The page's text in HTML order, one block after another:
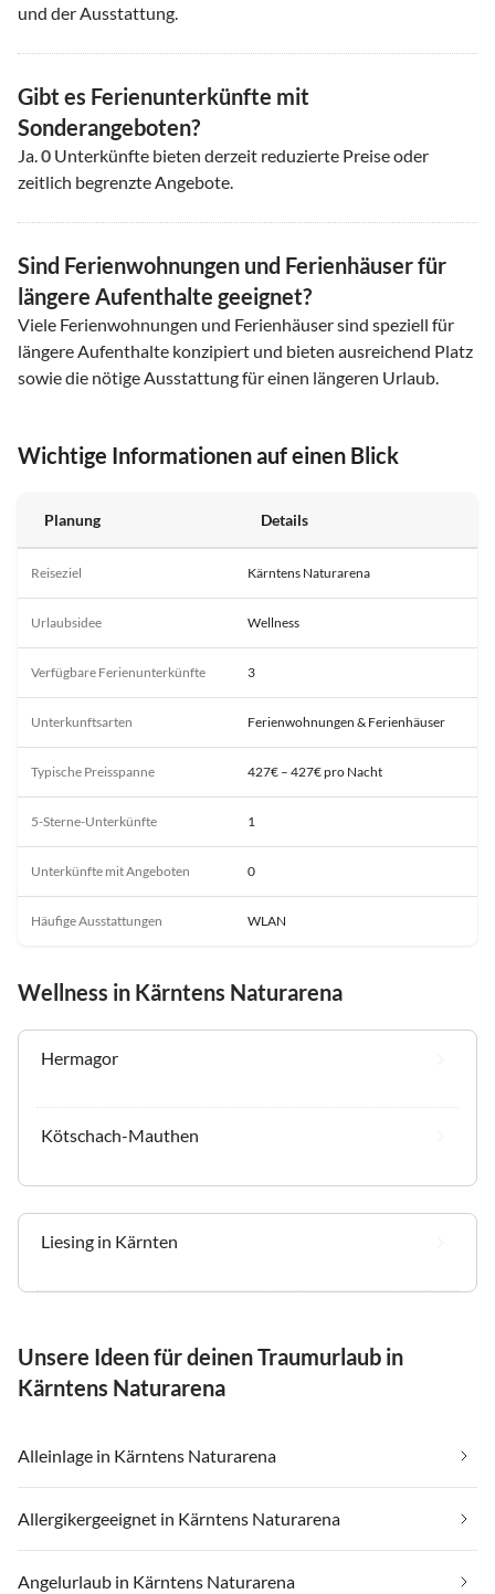
und der Ausstattung.
Gibt es Ferienunterkünfte mit
Sonderangeboten?
Ja.0 Unterkünfte bieten derzeit reduzierte Preise oder
zeitlich begrenzte Angebote.
Sind Ferienwohnungen und Ferienhäuser für
längere Aufenthalte geeignet?
Viele Ferienwohnungen und Ferienhäuser sind speziell für
längere Aufenthalte konzipiert und bieten ausreichend Platz
sowie die nötige Ausstattung für einen längeren Urlaub.
Wichtige Informationen auf einen Blick
Planung Details
Reiseziel Kärntens Naturarena
Urlaubsidee Wellness
Verfügbare Ferienunterkünfte 3
Unterkunftsarten Ferienwohnungen & Ferienhäuser
Typische Preisspanne 427€ – 427€ pro Nacht
5-Sterne-Unterkünfte 1
Unterkünfte mit Angeboten 0
Häufige Ausstattungen WLAN
Wellness in Kärntens Naturarena
Hermagor
Kötschach-Mauthen
Liesing in Kärnten
Unsere Ideen für deinen Traumurlaub in
Kärntens Naturarena
Alleinlage in Kärntens Naturarena
Allergikergeeignet in Kärntens Naturarena
Angelurlaub in Kärntens Naturarena